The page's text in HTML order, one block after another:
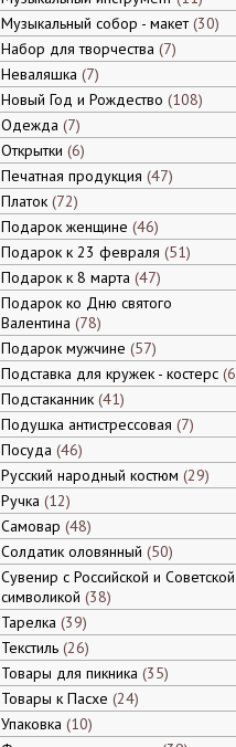
Музыкальный собор - макет 30
Набор для творчества 7
Неваляшка 7
Новый Год и Рождество 108
Одежда 7
Открытки 6
Печатная продукция 47
Платок 72
Подарок женщине 46
Подарок к 23 февраля 51
Подарок к 8 марта 47
Подарок ко Дню святого
Валентина 78
Подарок мужчине 57
Подставка для кружек - костерс 6
Подстаканник 41
Подушка антистрессовая 7
Посуда 46
Русский народный костюм 29
Ручка 12
Самовар 48
Солдатик оловянный 50
Сувенир с Российской и Советской
символикой 38
Тарелка 39
Текстиль 26
Товары для пикника 35
Товары к Пасхе 24
Упаковка 10